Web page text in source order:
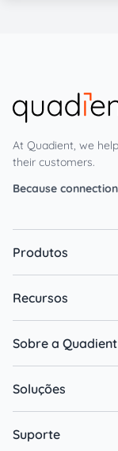
At Quadient, we
their customers.
Because
Produtos
Recursos
Sobre a Quadient
Soluções
Suporte